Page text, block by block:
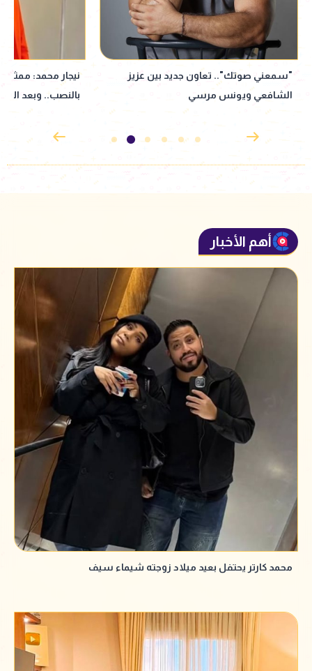
"سمعني صوتك".. تعاون جديد بين عزيز
الشافعي ويونس مرسي
نيجار محمد: ممثل
بالنصب.. وبعد
أهم الأخبار
محمد كارتر يحتفل بعيد ميلاد زوجته شيماء سيف